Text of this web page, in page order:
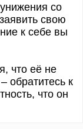
со
свою
к себе вы
что её не
обратитесь к
что он